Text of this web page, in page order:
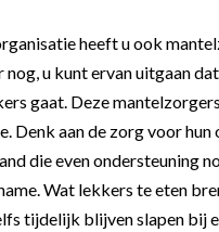
heeft u ook
u kunt ervan uitgaan
gaat. Deze
Denk aan de zorg voor hun
die even ondersteuning
Wat lekkers te eten
tijdelijk blijven slapen bij